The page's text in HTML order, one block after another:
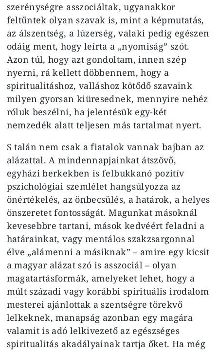
szerénységre asszociáltak, ugyan­akkor
feltűntek olyan szavak is, mint a képmutatás,
az álszentség, a lúzer­ség, valaki pedig egészen
odáig ment, hogy leírta a „nyomiság” szót.
Azon túl, hogy azt gondoltam, innen szép
nyerni, rá kellett döbbennem, hogy a
spiritualitáshoz, valláshoz kötődő szavaink
milyen gyorsan kiüresed­nek, mennyire nehéz
róluk beszélni, ha jelentésük egy-két
nemzedék alatt teljesen más tartalmat nyert.
S talán nem csak a fiatalok vannak bajban az
alázattal. A mindennap­jainkat átszövő,
egyházi berkekben is felbukkanó pozitív
pszichológiai szemlélet hangsúlyozza az
önérté­kelés, az önbecsülés, a határok, a he­lyes
önszeretet fontosságát. Magun­kat másoknál
kevesebbre tartani, mások kedvéért feladni a
határain­kat, vagy mentálos szakzsargonnal
élve „alámenni a másiknak” – ami­re egy kicsit
a magyar alázat szó is asszociál – olyan
magatartásformák, amelyeket lehet, hogy a
múlt száza­di vagy korábbi spirituális irodalom
mesterei ajánlottak a szentségre tö­rekvő
lelkeknek, manapság azonban egy magára
valamit is adó lelkive­zető az egészséges
spiritualitás aka­dályainak tartja őket. Ha még